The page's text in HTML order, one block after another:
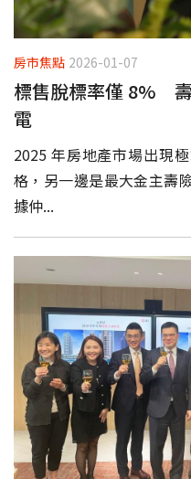
房市焦點 2026-01-07
標售脫標率僅 8%
電
2025 年房地產市場出現
格，另一邊是最大金主壽
據仲...